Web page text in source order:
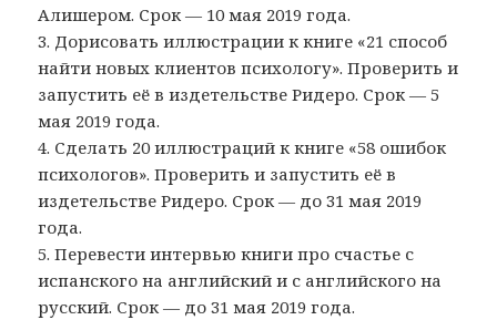
Алишером. Срок — 10 мая 2019 года.
3. Дорисовать иллюстрации к книге «21 способ
найти новых клиентов психологу». Проверить и
запустить её в издетельстве Ридеро. Срок — 5
мая 2019 года.
4. Сделать 20 иллюстраций к книге «58 ошибок
психологов». Проверить и запустить её в
издетельстве Ридеро. Срок — до 31 мая 2019
года.
5. Перевести интервью книги про счастье с
испанского на английский и с английского на
русский. Срок — до 31 мая 2019 года.